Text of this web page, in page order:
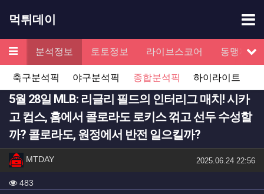
먹튀데이
메뉴
증 분석정보 토토정보 라이브스코어
동맹제휴
축구분석픽
야구분석픽 종합분석픽 하이라이트
5월 28일 MLB: 리글리 필드의 인터리그 매치! 시카
고 컵스, 홈에서 콜로라도 로키스 꺾고 선두 수성할
까? 콜로라도, 원정에서 반전 일으킬까?
작성자 정보
MTDAY작성 작성일
2025.06.24 22:56
컨텐츠 정보
483